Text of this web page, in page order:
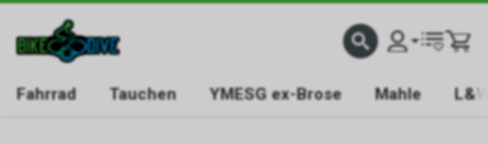
Fahrrad Tauchen YMESG ex-Brose Mahle